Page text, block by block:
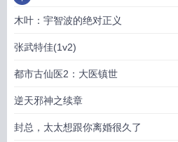
木叶：宇智波的绝对正义
张武特佳(1v2)
都市古仙医2：大医镇世
逆天邪神之续章
封总，太太想跟你离婚很久了